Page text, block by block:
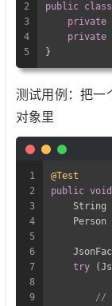
2
3
4
5
public class
private
private
}
测试用例：把一
对象里
1
2
3
4
5
6
7
8
9
@Test
public void
String
Person
try
//